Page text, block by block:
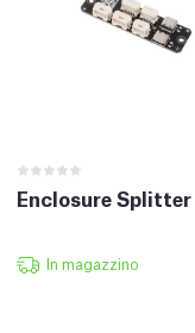
Enclosure Splitter
In magazzino